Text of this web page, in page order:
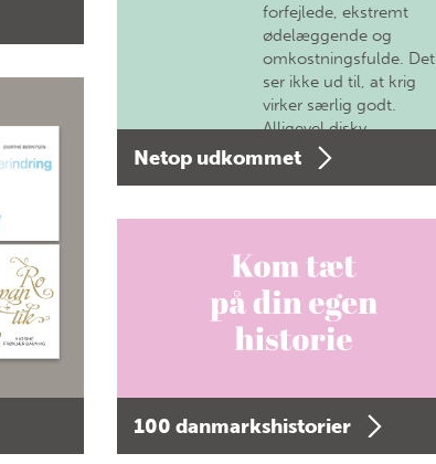
forfejlede, ekstremt
ødelæggende og
omkostningsfulde. Det
ser ikke ud til, at krig
virker særlig godt.
Alligevel diskv…
Netop udkommet
100 danmarkshistorier